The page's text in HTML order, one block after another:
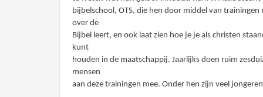
bijbelschool, OTS, die hen door middel van trainingen
over de
Bijbel leert, en ook laat zien hoe je je als christen
kunt
houden in de maatschappij. Jaarlijks doen ruim
mensen
aan deze trainingen mee. Onder hen zijn veel